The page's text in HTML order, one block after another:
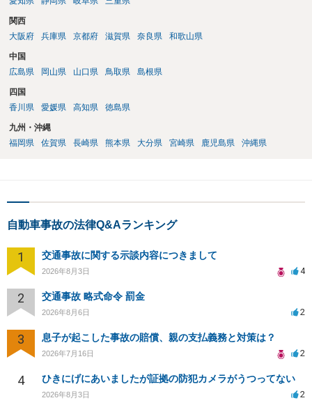
関西
大阪府
兵庫県 京都府 滋賀県 奈良県 和歌山県
中国
広島県
岡山県 山口県 鳥取県 島根県
四国
香川県
愛媛県 高知県 徳島県
九州・沖縄
福岡県
佐賀県 長崎県 熊本県 大分県 宮崎県 鹿児島県 沖縄県
自動車事故の法律Q&Aランキング
1 交通事故に関する示談内容につきまして
2026年8月3日 4
2 交通事故 略式命令 罰金
2026年8月6日 2
3 息子が起こした事故の賠償、親の支払義務と対策は？
2026年7月16日 2
4 ひきにげにあいましたが証拠の防犯カメラがうつってない
2026年8月3日 2